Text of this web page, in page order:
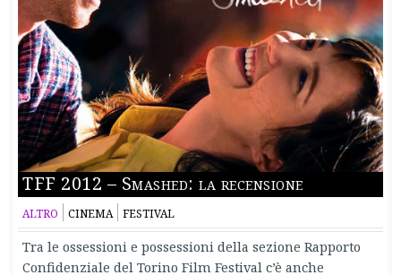
TFF 2012 – Smashed: la recensione
ALTRO CINEMA FESTIVAL
Tra le ossessioni e possessioni della sezione Rapporto
Confidenziale del Torino Film Festival c’è anche